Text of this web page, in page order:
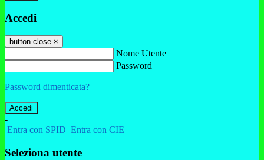
Accedi
button close ×
Nome Utente
Password
Password dimenticata?
-
Entra con SPID Entra con CIE
Seleziona utente